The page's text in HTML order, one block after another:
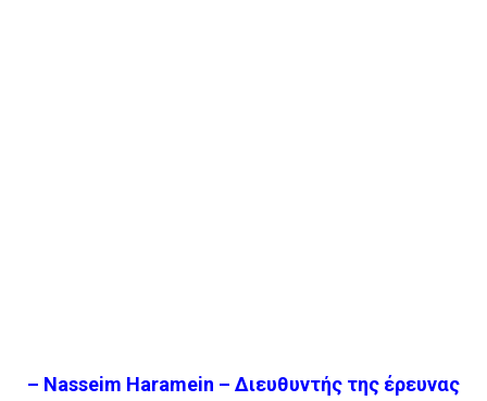
– Nasseim Haramein – Διευθυντής της έρευνας